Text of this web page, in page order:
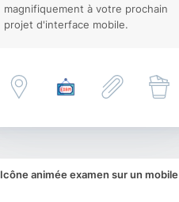
magnifiquement à votre prochain
projet d'interface mobile.
Icône animée examen sur un mobile